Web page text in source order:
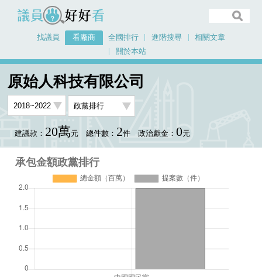
議員好好看
找議員 看廠商 全國排行 進階搜尋
相關文章
關於本站
原始人科技有限公司
建議款： 20萬元 總件數： 2件 政治獻金： 0元
承包金額政黨排行